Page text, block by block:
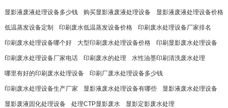
显影液废液处理设备多少钱 购买显影液废液处理设备 显影液废液处理设备价格​
低温蒸发设备定制 印刷废水低温蒸发设备价格 印刷废水处理设备厂家排名
印刷废水处理设备哪个好 大型印刷废水处理设备价格 印刷显影废水处理设备
印刷废水处理设备厂家电话 印刷废水的处理 水性油墨印刷清洗废水处理
哪里有好的印刷废水处理设备 印刷厂废水处理设备多少钱
印刷废水处理设备生产厂家 显影液废水处理设备有哪些 显影液废水处理设备​
显影废液固化处理设备 处理CTP显影废水 显影定影废水处理